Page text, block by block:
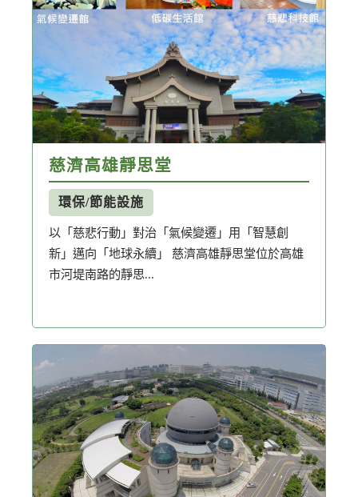
慈濟高雄靜思堂
環保/節能設施
以「慈悲行動」對治「氣候變遷」用「智慧創
新」邁向「地球永續」 慈濟高雄靜思堂位於高雄
市河堤南路的靜思...